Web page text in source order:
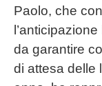
Paolo, che
da garantire
di attesa delle